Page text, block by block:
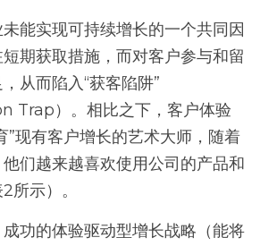
能实现可持续增长的一个共同因
期获取措施，而对客户参与和留
从而陷入“获客陷阱”
Trap）。相比之下，客户体验
”现有客户增长的艺术大师，随着
们越来越喜欢使用公司的产品和
所示）。
功的体验驱动型增长战略（能将